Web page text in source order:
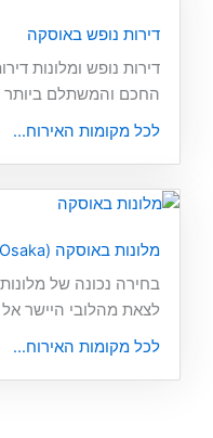
דירות נופש באוסקה
החכם והמשתלם ביותר
לכל מקומות האירוח...
מלונות באוסקה (Osaka)
לצאת מהלובי היישר אל
לכל מקומות האירוח...